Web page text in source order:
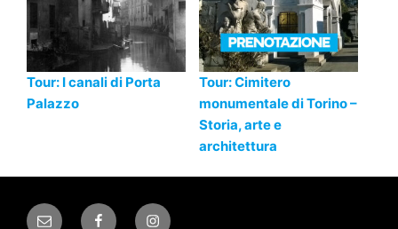
Tour: I canali di Porta
Palazzo
Tour: Cimitero
monumentale di Torino –
Storia, arte e
architettura
Email FacebookInstagram